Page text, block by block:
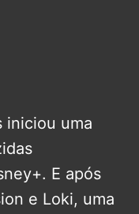
iniciou uma
E após
e Loki, uma